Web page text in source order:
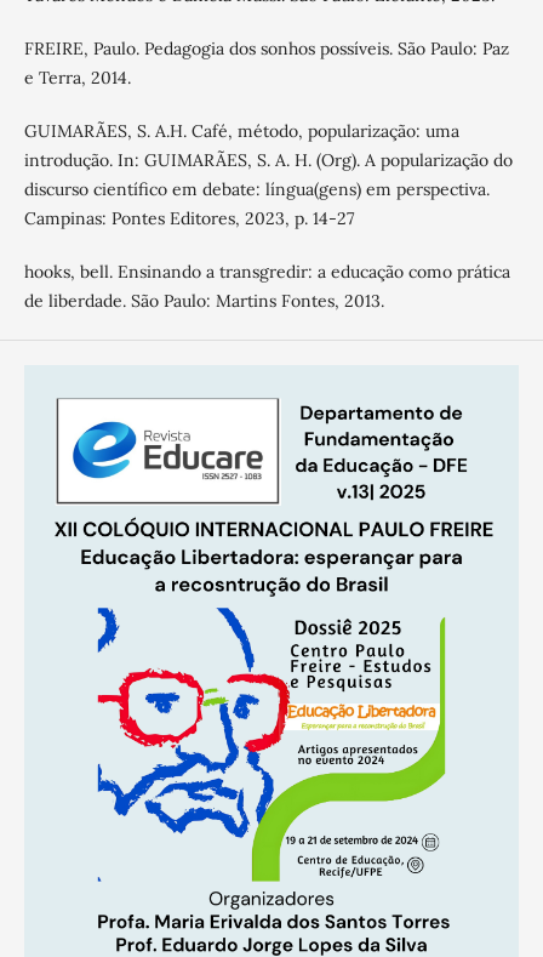
FREIRE, Paulo. Pedagogia dos sonhos possíveis. São Paulo: Paz
e Terra, 2014.
GUIMARÃES, S. A.H. Café, método, popularização: uma
introdução. In: GUIMARÃES, S. A. H. (Org). A popularização do
discurso científico em debate: língua(gens) em perspectiva.
Campinas: Pontes Editores, 2023, p. 14-27
hooks, bell. Ensinando a transgredir: a educação como prática
de liberdade. São Paulo: Martins Fontes, 2013.